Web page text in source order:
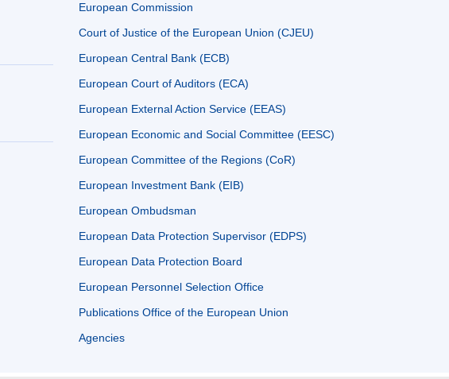
European Commission
Court of Justice of the European Union (CJEU)
European Central Bank (ECB)
European Court of Auditors (ECA)
European External Action Service (EEAS)
European Economic and Social Committee (EESC)
European Committee of the Regions (CoR)
European Investment Bank (EIB)
European Ombudsman
European Data Protection Supervisor (EDPS)
European Data Protection Board
European Personnel Selection Office
Publications Office of the European Union
Agencies